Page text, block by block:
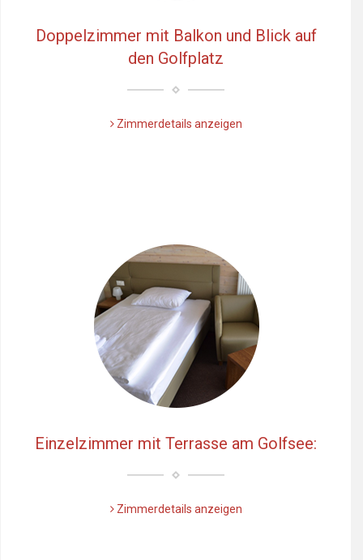
Doppelzimmer mit Balkon und Blick auf
den Golfplatz
Zimmerdetails anzeigen
Einzelzimmer mit Terrasse am Golfsee:
Zimmerdetails anzeigen